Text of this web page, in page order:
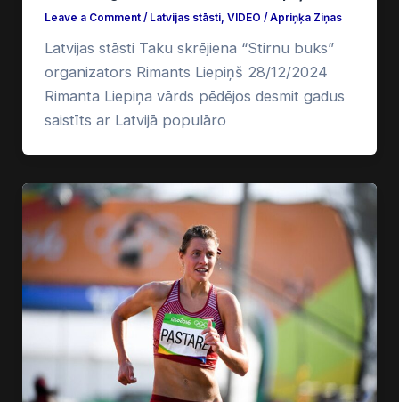
Leave a Comment / Latvijas stāsti, VIDEO / Apriņķa Ziņas
Latvijas stāsti Taku skrējiena “Stirnu buks”
organizators Rimants Liepiņš 28/12/2024
Rimanta Liepiņa vārds pēdējos desmit gadus
saistīts ar Latvijā populāro